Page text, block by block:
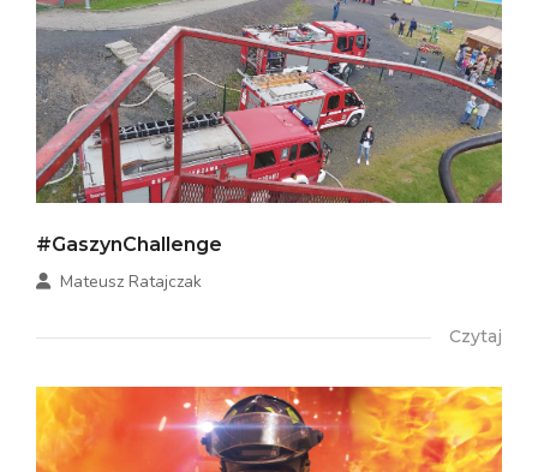
#GaszynChallenge
Mateusz Ratajczak
Czytaj